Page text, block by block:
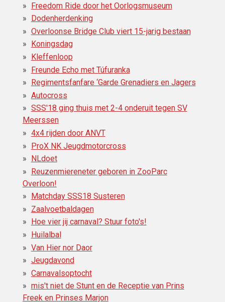
Freedom Ride door het Oorlogsmuseum
Dodenherdenking
Overloonse Bridge Club viert 15-jarig bestaan
Koningsdag
Kleffenloop
Freunde Echo met Túfuranka
Regimentsfanfare ‘Garde Grenadiers en Jagers
Autocross
SSS'18 ging thuis met 2-4 onderuit tegen SV
Meerssen
4x4 rijden door ANVT
ProX NK Jeugdmotorcross
NLdoet
Reuzenmiereneter geboren in ZooParc
Overloon!
Matchday SSS18 Susteren
Zaalvoetbaldagen
Hoe vier jij carnaval? Stuur foto's!
Huilalbal
Van Hier nor Daor
Jeugdavond
Carnavalsoptocht
mis't niet de Stunt en de Receptie van Prins
Freek en Prinses Marjon